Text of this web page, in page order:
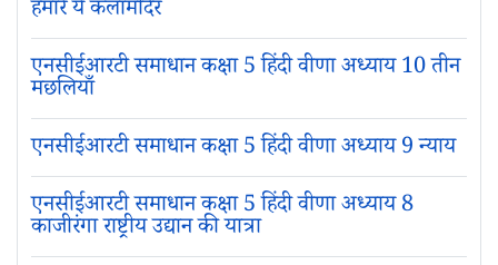
हमारे ये कलामंदिर
एनसीईआरटी समाधान कक्षा 5 हिंदी वीणा अध्याय 10 तीन
मछलियाँ
एनसीईआरटी समाधान कक्षा 5 हिंदी वीणा अध्याय 9 न्याय
एनसीईआरटी समाधान कक्षा 5 हिंदी वीणा अध्याय 8
काजीरंगा राष्ट्रीय उद्यान की यात्रा